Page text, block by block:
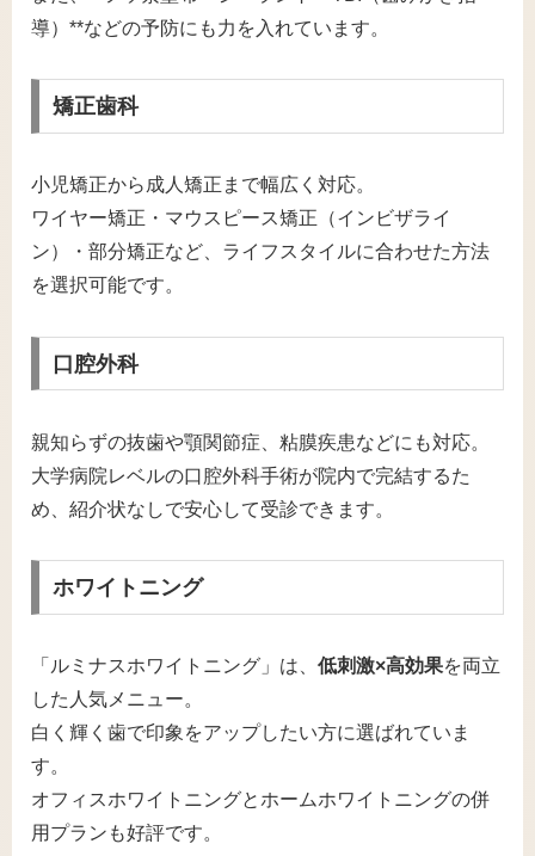
導）**などの予防にも力を入れています。
矯正歯科
小児矯正から成人矯正まで幅広く対応。
ワイヤー矯正・マウスピース矯正（インビザライ
ン）・部分矯正など、ライフスタイルに合わせた方法
を選択可能です。
口腔外科
親知らずの抜歯や顎関節症、粘膜疾患などにも対応。
大学病院レベルの口腔外科手術が院内で完結するた
め、紹介状なしで安心して受診できます。
ホワイトニング
「ルミナスホワイトニング」は、 低刺激×高効果を両立
した人気メニュー。
白く輝く歯で印象をアップしたい方に選ばれていま
す。
オフィスホワイトニングとホームホワイトニングの併
用プランも好評です。